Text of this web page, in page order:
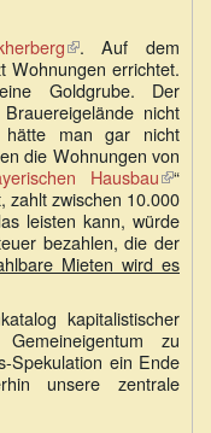
(Link
ist
extern)
. Auf dem
Wohnungen errichtet.
Goldgrube. Der
nicht
hätte man gar nicht
die Wohnungen von
Hausbau(Link
ist
“
zahlt zwischen 10.000
leisten kann, würde
bezahlen, die der
Mieten wird es
kapitalistischer
zu
Spekulation ein Ende
unsere zentrale